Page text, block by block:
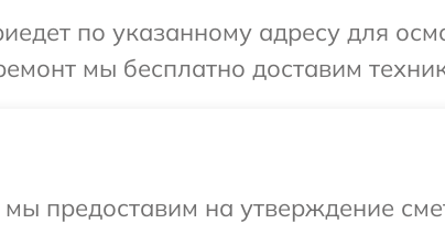
по указанному адресу для
мы бесплатно доставим
предоставим на утверждение